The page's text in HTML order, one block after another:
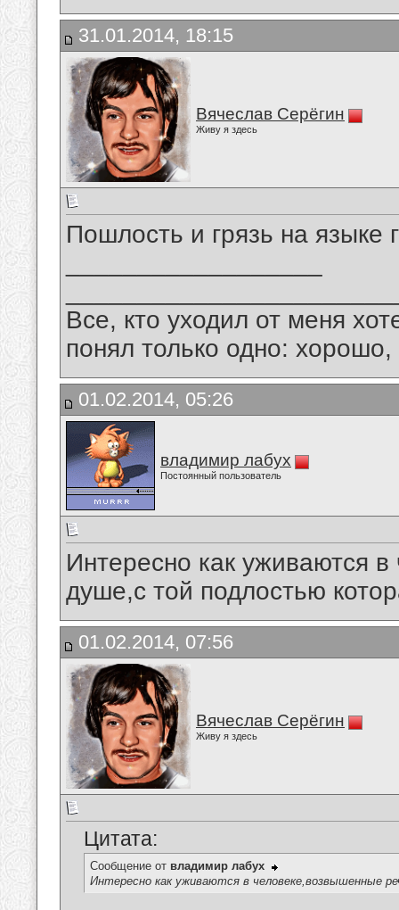
31.01.2014, 18:15
Вячеслав Серёгин
Живу я здесь
Пошлость и грязь на языке
Все, кто уходил от меня
понял только одно:
01.02.2014, 05:26
владимир лабух
Постоянный пользователь
Интересно как уживаются
душе,с той подлостью
01.02.2014, 07:56
Вячеслав Серёгин
Живу я здесь
Цитата:
Сообщение от владимир лабух
Интересно как уживаются в человеке,возвышенные